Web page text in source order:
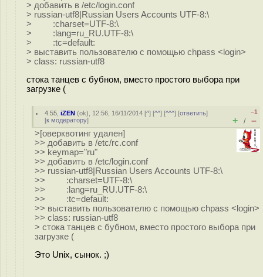
> добавить в /etc/login.conf
> russian-utf8|Russian Users Accounts UTF-8:\
> :charset=UTF-8:\
> :lang=ru_RU.UTF-8:\
> :tc=default:
> выставить пользователю c помощью chpass <login>
> class: russian-utf8
стока танцев с бубном, вместо простого выбора при
загрузке (
4.55 ,iZEN (ok), 12:56, 16/11/2014 [^] [^^] [^^^] [ответить]
[к модератору]
–1
+ / –
>[оверквотинг удален]
>> добавить в /etc/rc.conf
>> keymap="ru"
>> добавить в /etc/login.conf
>> russian-utf8|Russian Users Accounts UTF-8:\
>> :charset=UTF-8:\
>> :lang=ru_RU.UTF-8:\
>> :tc=default:
>> выставить пользователю c помощью chpass <login>
>> class: russian-utf8
> стока танцев с бубном, вместо простого выбора при
загрузке (
Это Unix, сынок. ;)